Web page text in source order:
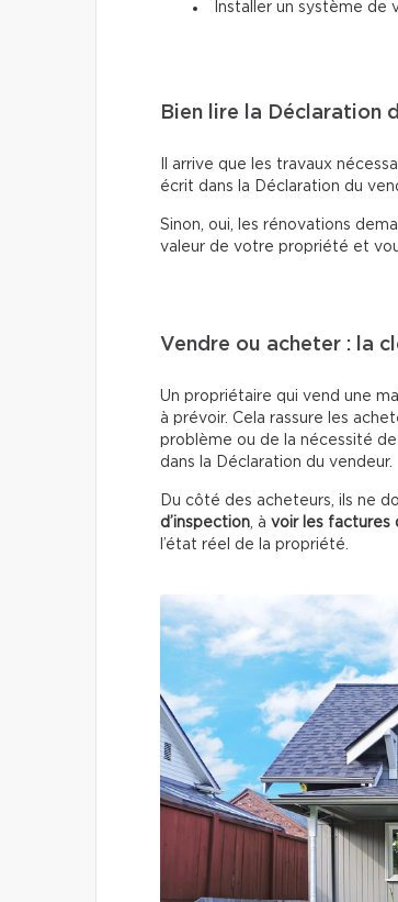
Installer un système de
Bien lire la Déclaration
Il arrive que les travaux
écrit dans la Déclaration du
Sinon, oui, les rénovations
valeur de votre propriété et
Vendre ou acheter : la
Un propriétaire qui vend une
à prévoir. Cela rassure les
problème ou de la nécessité de
dans la Déclaration du vendeur.
Du côté des acheteurs, ils ne
d’inspection , à voir les factures
l’état réel de la propriété.